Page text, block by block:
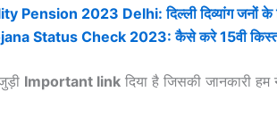
Pension 2023 Delhi: दिल्ली दिव्यांग जनों के
Status Check 2023: कैसे करे 15वी किस्त
Important link दिया है जिसकी जानकारी